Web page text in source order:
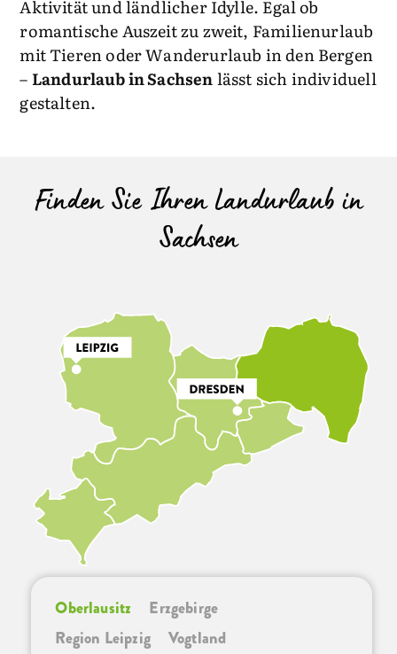
Aktivität und ländlicher Idylle. Egal ob
romantische Auszeit zu zweit, Familienurlaub
mit Tieren oder Wanderurlaub in den Bergen
– Landurlaub in Sachsenlässt sich individuell
gestalten.
Finden Sie Ihren Landurlaub in
Sachsen
Oberlausitz
Erzgebirge
Region Leipzig
Vogtland